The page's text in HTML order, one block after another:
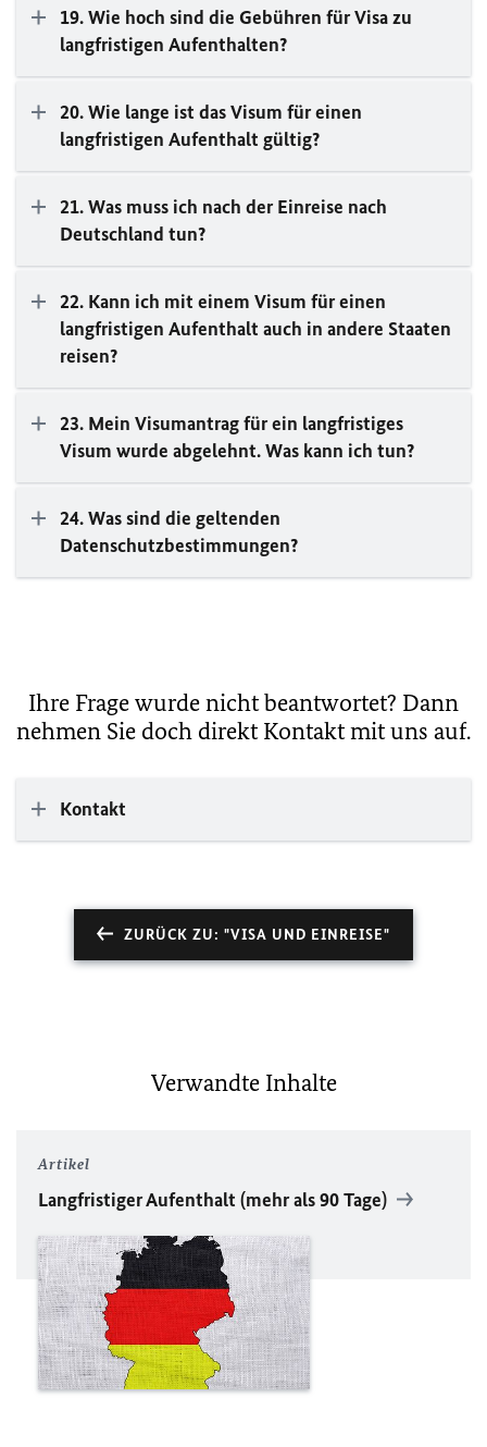
19. Wie hoch sind die Gebühren für Visa zu
langfristigen Aufenthalten?
20. Wie lange ist das Visum für einen
langfristigen Aufenthalt gültig?
21. Was muss ich nach der Einreise nach
Deutschland tun?
22. Kann ich mit einem Visum für einen
langfristigen Aufenthalt auch in andere Staaten
reisen?
23. Mein Visumantrag für ein langfristiges
Visum wurde abgelehnt. Was kann ich tun?
24. Was sind die geltenden
Datenschutzbestimmungen?
Ihre Frage wurde nicht beantwortet? Dann
nehmen Sie doch direkt Kontakt mit uns auf.
Kontakt
ZURÜCK ZU: "VISA UND EINREISE"
Verwandte Inhalte
Artikel
Langfristiger Aufenthalt (mehr als 90 Tage)